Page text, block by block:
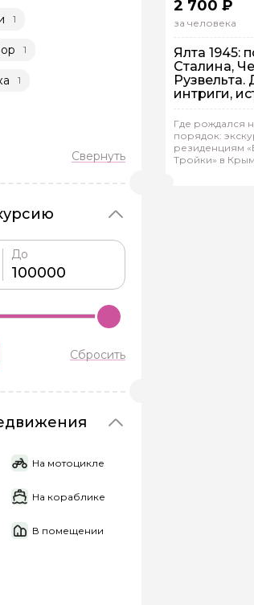
1
1
1
До
Сбросить
На мотоцикле
На кораблике
В помещении
2 700 ₽
за человека
Ялта 1945:
Сталина,
Рузвельта.
интриги,
решения
Где рождался
порядок:
резиденциям
Тройки» в
Наиля.К 1075
Групповая
В помещении
Задайте свой
Как вас зовут
Вопросы и